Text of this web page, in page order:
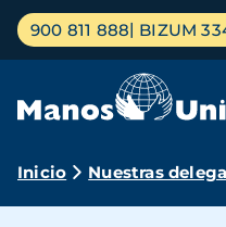
Pasar
contenido
Menú
principal
900 811 888 BIZUM
Ruta
Inicio Nuestras